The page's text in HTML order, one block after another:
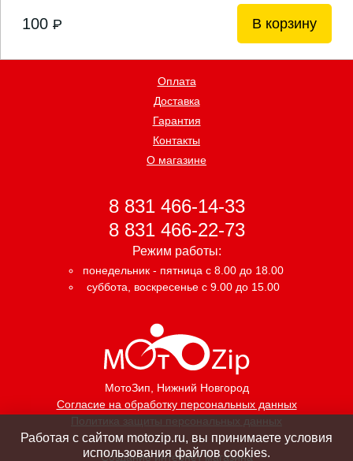
100 P В корзину
МотоЗип, Нижний Новгород
Согласие на обработку персональных данных
Политика защиты персональных данных
Оплата
Доставка
Гарантия
Контакты
О магазине
8 831 466-14-33
8 831 466-22-73
Режим работы:
понедельник - пятница с 8.00 до 18.00
суббота, воскресенье с 9.00 до 15.00
Создание интернет магазина
Работая с сайтом motozip.ru, вы принимаете условия
использования файлов cookies.